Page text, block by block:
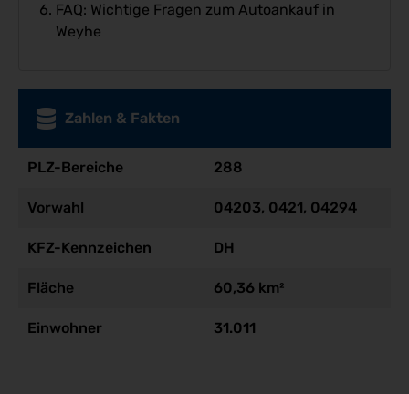
FAQ: Wichtige Fragen zum Autoankauf in
Weyhe
Zahlen & Fakten
PLZ-Bereiche 288
Vorwahl 04203, 0421, 04294
KFZ-Kennzeichen DH
Fläche 60,36 km²
Einwohner 31.011